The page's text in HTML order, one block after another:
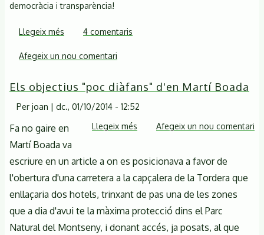
democràcia i transparència!
Llegeix més sobre
averanys
sobre
el
4 comentaris
Afegeix un nou comentari
Els objectius "poc diàfans" d'en Martí Boada
Per joan | dc., 01/10/2014 - 12:52
Llegeix més sobre
objectius
diàfans"
d'en
Martí
Boada
Afegeix un nou comentari
Fa no gaire en
Martí Boada va
escriure en un article a on es posicionava a favor de
l'obertura d'una carretera a la capçalera de la Tordera que
enllaçaria dos hotels, trinxant de pas una de les zones
que a dia d'avui te la màxima protecció dins el Parc
Natural del Montseny, i donant accés, ja posats, al que